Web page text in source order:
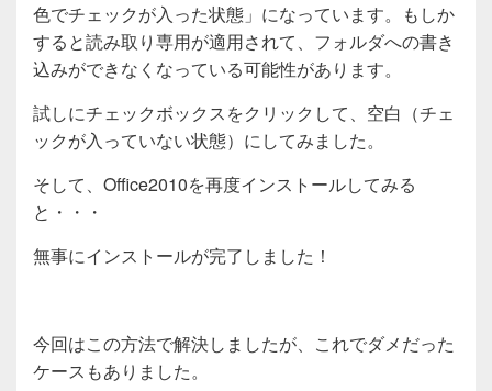
色でチェックが入った状態」になっています。もしか
すると読み取り専用が適用されて、フォルダへの書き
込みができなくなっている可能性があります。
試しにチェックボックスをクリックして、空白（チェ
ックが入っていない状態）にしてみました。
そして、Office2010を再度インストールしてみる
と・・・
無事にインストールが完了しました！
今回はこの方法で解決しましたが、これでダメだった
ケースもありました。